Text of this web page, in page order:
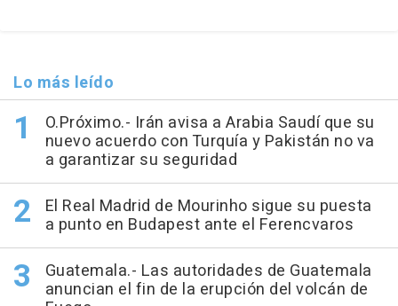
Lo más leído
O.Próximo.- Irán avisa a Arabia Saudí que su
nuevo acuerdo con Turquía y Pakistán no va
a garantizar su seguridad
El Real Madrid de Mourinho sigue su puesta
a punto en Budapest ante el Ferencvaros
Guatemala.- Las autoridades de Guatemala
anuncian el fin de la erupción del volcán de